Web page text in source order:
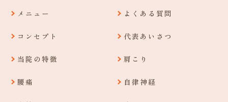
メニュー よくある質問
コンセプト 代表あいさつ
当院の特徴 肩こり
腰痛 自律神経